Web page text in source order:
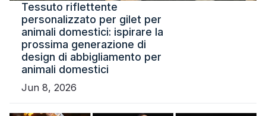
Tessuto riflettente
personalizzato per gilet per
animali domestici: ispirare la
prossima generazione di
design di abbigliamento per
animali domestici
Jun 8, 2026